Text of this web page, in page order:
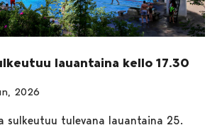
lauantaina kello 17.30
2026
sulkeutuu tulevana lauantaina 25.